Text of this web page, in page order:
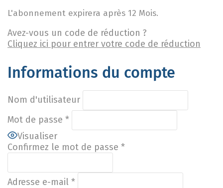
L'abonnement expirera après 12 Mois.
Avez-vous un code de réduction ?
Cliquez ici pour entrer votre code de réduction
Informations du compte
Nom d'utilisateur
Mot de passe *
Visualiser
Confirmez le mot de passe *
Adresse e-mail *